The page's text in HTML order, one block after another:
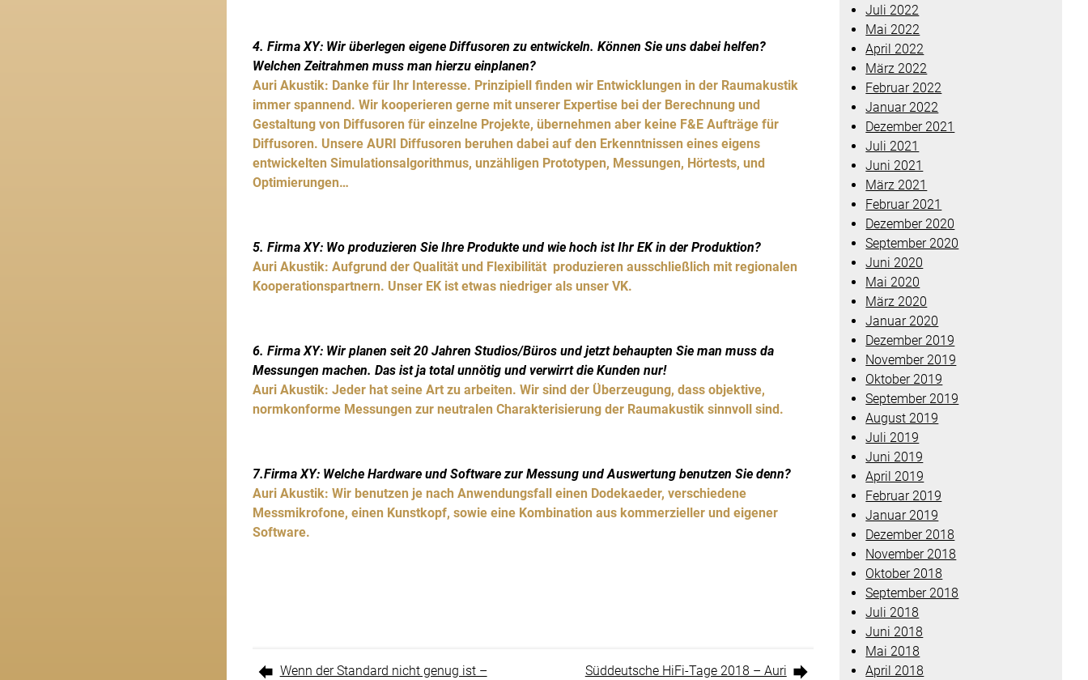
4. Firma XY: Wir überlegen eigene Diffusoren zu entwickeln. Können Sie uns dabei helfen?
Welchen Zeitrahmen muss man hierzu einplanen?
Auri Akustik: Danke für Ihr Interesse. Prinzipiell finden wir Entwicklungen in der Raumakustik
immer spannend. Wir kooperieren gerne mit unserer Expertise bei der Berechnung und
Gestaltung von Diffusoren für einzelne Projekte, übernehmen aber keine F&E Aufträge für
Diffusoren. Unsere AURI Diffusoren beruhen dabei auf den Erkenntnissen eines eigens
entwickelten Simulationsalgorithmus, unzähligen Prototypen, Messungen, Hörtests, und
Optimierungen…
5. Firma XY: Wo produzieren Sie Ihre Produkte und wie hoch ist Ihr EK in der Produktion?
Auri Akustik: Aufgrund der Qualität und Flexibilität produzieren ausschließlich mit regionalen
Kooperationspartnern. Unser EK ist etwas niedriger als unser VK.
6. Firma XY: Wir planen seit 20 Jahren Studios/Büros und jetzt behaupten Sie man muss da
Messungen machen. Das ist ja total unnötig und verwirrt die Kunden nur!
Auri Akustik: Jeder hat seine Art zu arbeiten. Wir sind der Überzeugung, dass objektive,
normkonforme Messungen zur neutralen Charakterisierung der Raumakustik sinnvoll sind.
7.Firma XY: Welche Hardware und Software zur Messung und Auswertung benutzen Sie denn?
Auri Akustik: Wir benutzen je nach Anwendungsfall einen Dodekaeder, verschiedene
Messmikrofone, einen Kunstkopf, sowie eine Kombination aus kommerzieller und eigener
Software.
Wenn der Standard nicht genug ist –
Süddeutsche HiFi-Tage 2018 – Auri
Juli 2022
Mai 2022
April 2022
März 2022
Februar 2022
Januar 2022
Dezember 2021
Juli 2021
Juni 2021
März 2021
Februar 2021
Dezember 2020
September 2020
Juni 2020
Mai 2020
März 2020
Januar 2020
Dezember 2019
November 2019
Oktober 2019
September 2019
August 2019
Juli 2019
Juni 2019
April 2019
Februar 2019
Januar 2019
Dezember 2018
November 2018
Oktober 2018
September 2018
Juli 2018
Juni 2018
Mai 2018
April 2018